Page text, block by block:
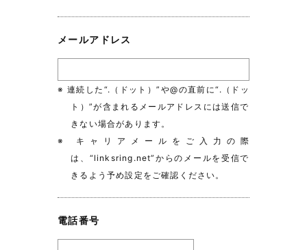
メールアドレス
※ 連続した“.（ドット）”や@の直前に“.（ドッ
ト）”が含まれるメールアドレスには送信で
きない場合があります。
※ キャリアメールをご入力の際
は、“linksring.net”からのメールを受信で
きるよう予め設定をご確認ください。
電話番号